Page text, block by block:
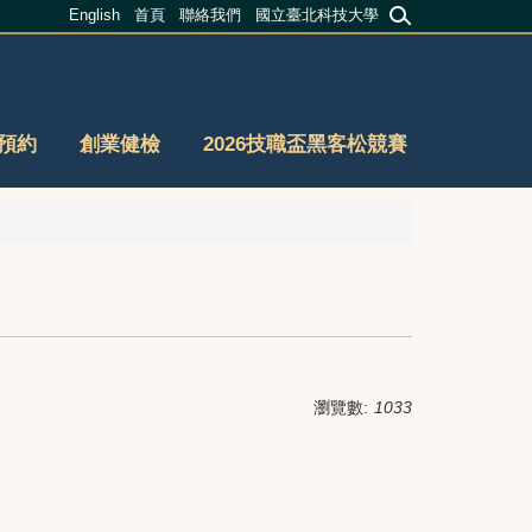
約 創業健檢 2026技職盃黑客松競賽
English 首頁 聯絡我們 國立臺北科技大學
瀏覽數: 1033